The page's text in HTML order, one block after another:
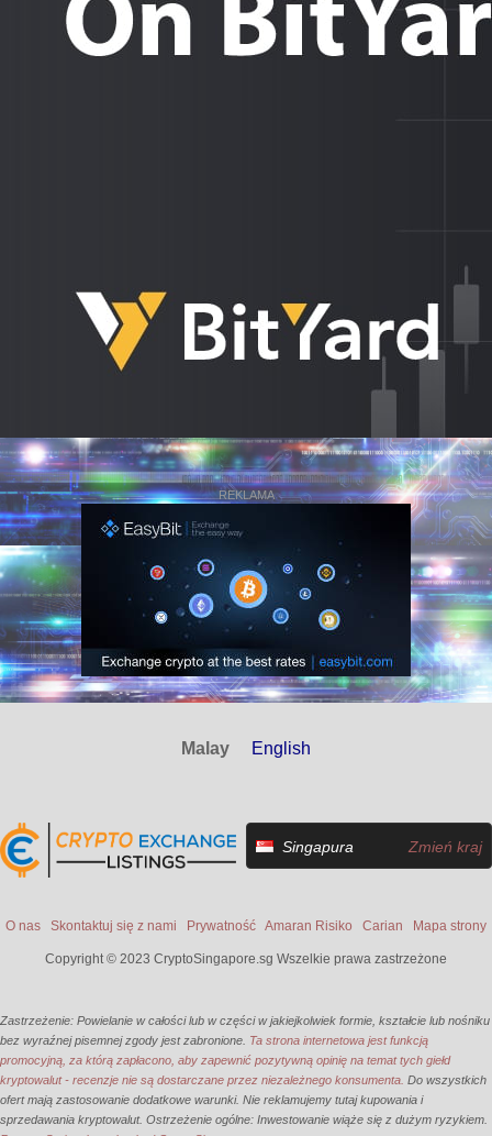
REKLAMA
Malay English
Singapura Zmień kraj
O nas Skontaktuj się z nami Prywatność Amaran Risiko Carian Mapa strony
Copyright © 2023 CryptoSingapore.sg Wszelkie prawa zastrzeżone
Zastrzeżenie: Powielanie w całości lub w części w jakiejkolwiek formie, kształcie lub nośniku
bez wyraźnej pisemnej zgody jest zabronione. Ta strona internetowa jest funkcją
promocyjną, za którą zapłacono, aby zapewnić pozytywną opinię na temat tych giełd
kryptowalut - recenzje nie są dostarczane przez niezależnego konsumenta. Do wszystkich
ofert mają zastosowanie dodatkowe warunki. Nie reklamujemy tutaj kupowania i
sprzedawania kryptowalut. Ostrzeżenie ogólne: Inwestowanie wiąże się z dużym ryzykiem.